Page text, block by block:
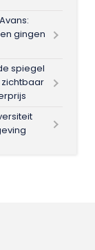
gingen
spiegel